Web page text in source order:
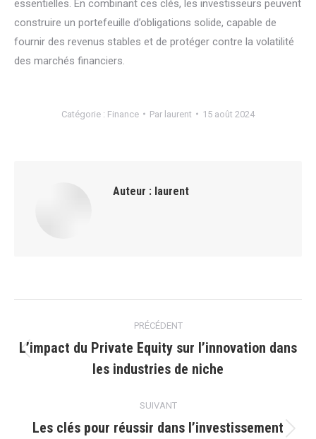
essentielles. En combinant ces clés, les investisseurs peuvent
construire un portefeuille d’obligations solide, capable de
fournir des revenus stables et de protéger contre la volatilité
des marchés financiers.
Catégorie : Finance Par laurent 15 août 2024
Auteur : laurent
article
PRÉCÉDENT
Article
précédent
L’impact du Private Equity sur l’innovation dans
les industries de niche
SUIVANT
Les clés pour réussir dans l’investissement